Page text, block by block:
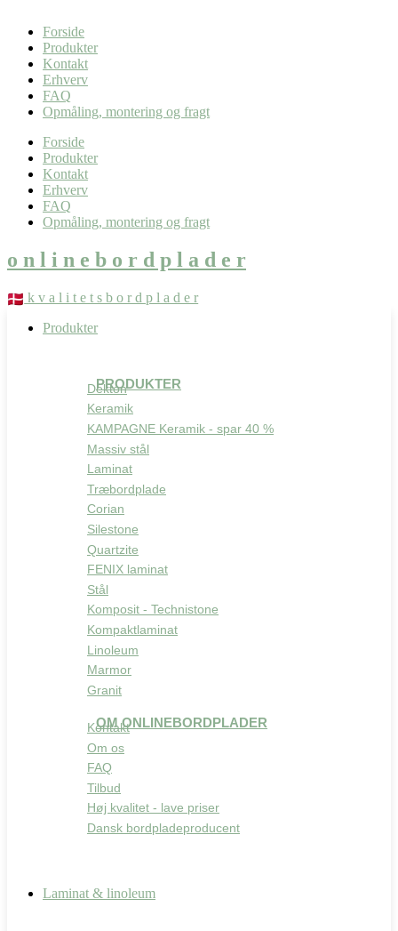
Forside
Produkter
Kontakt
Erhverv
FAQ
Opmåling, montering og fragt
Forside
Produkter
Kontakt
Erhverv
FAQ
Opmåling, montering og fragt
o n l i n e b o r d p l a d e r
k v a l i t e t s b o r d p l a d e r
Produkter
PRODUKTER
Dekton
Keramik
KAMPAGNE Keramik - spar 40 %
Massiv stål
Laminat
Træbordplade
Corian
Silestone
Quartzite
FENIX laminat
Stål
Komposit - Technistone
Kompaktlaminat
Linoleum
Marmor
Granit
OM ONLINEBORDPLADER
Kontakt
Om os
FAQ
Tilbud
Høj kvalitet - lave priser
Dansk bordpladeproducent
Laminat & linoleum